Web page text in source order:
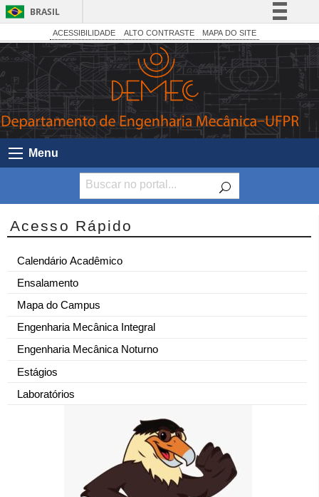
BRASIL
Simplifique!
Comunica BR
Participe
Acesso à informação
Legislação
Canais
ACESSIBILIDADE ALTO CONTRASTE MAPA DO SITE
Menu
Acesso Rápido
Calendário Acadêmico
Ensalamento
Mapa do Campus
Engenharia Mecânica Integral
Engenharia Mecânica Noturno
Estágios
Laboratórios